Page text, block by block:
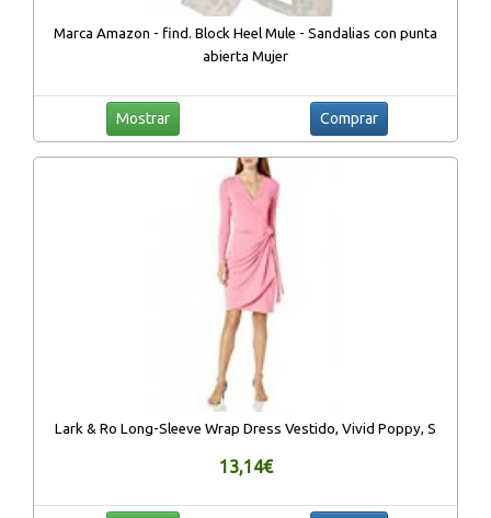
Marca Amazon - find. Block Heel Mule - Sandalias con punta
abierta Mujer
Mostrar Comprar
Lark & Ro Long-Sleeve Wrap Dress Vestido, Vivid Poppy, S
13,14€